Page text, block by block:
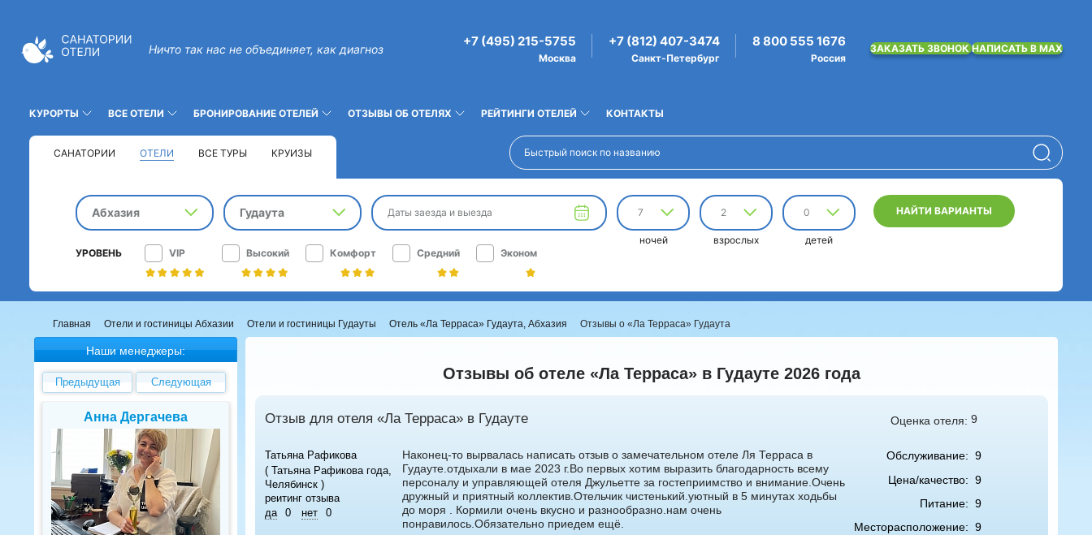
Ничто так нас не объединяет, как диагноз
+7 (495) 215-5755
Москва
+7 (812) 407-3474
Санкт-Петербург
8 800 555 1676
Россия
ЗАКАЗАТЬ ЗВОНОКНАПИСАТЬ В MAX
КУРОРТЫ ВСЕ ОТЕЛИ БРОНИРОВАНИЕ ОТЕЛЕЙ ОТЗЫВЫ ОБ ОТЕЛЯХ РЕЙТИНГИ ОТЕЛЕЙ КОНТАКТЫ
САНАТОРИИ ОТЕЛИ ВСЕ ТУРЫ КРУИЗЫ
Абхазия Гудаута Даты заезда и выезда 7
ночей
2
взрослых
0
детей
НАЙТИ ВАРИАНТЫ
УРОВЕНЬ VIP Высокий Комфорт Средний Эконом
Главная Отели и гостиницы Абхазии Отели и гостиницы Гудауты Отель «Ла Терраса» Гудаута, Абхазия Отзывы о «Ла Терраса» Гудаута
Наши менеджеры:
Предыдущая Следующая
Анна Дергачева Елена Валуева Светлана Гарбузова
Отзывы об отеле «Ла Терраса» в Гудауте 2026 года
Отзыв для отеля «Ла Терраса» в Гудауте Оценка отеля: 9
Татьяна Рафикова
( Татьяна Рафикова года,
Челябинск )
реитинг отзыва
да
0 нет 0
Наконец-то вырвалась написать отзыв о замечательном отеле Ля Терраса в
Гудауте.отдыхали в мае 2023 г.Во первых хотим выразить благодарность всему
персоналу и управляющей отеля Джульетте за гостеприимство и внимание.Очень
дружный и приятный коллектив.Отельчик чистенький.уютный в 5 минутах ходьбы
до моря . Кормили очень вкусно и разнообразно.нам очень
понравилось.Обязательно приедем ещё.
Обслуживание: 9
Цена/качество: 9
Питание: 9
Месторасположение: 9